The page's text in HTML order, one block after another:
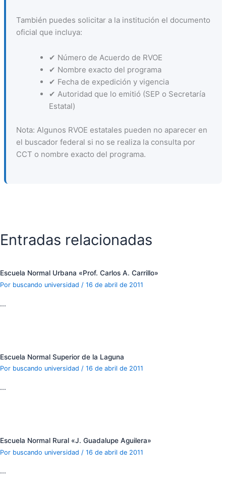
También puedes solicitar a la institución el documento
oficial que incluya:
✔ Número de Acuerdo de RVOE
✔ Nombre exacto del programa
✔ Fecha de expedición y vigencia
✔ Autoridad que lo emitió (SEP o Secretaría
Estatal)
Nota: Algunos RVOE estatales pueden no aparecer en
el buscador federal si no se realiza la consulta por
CCT o nombre exacto del programa.
Entradas relacionadas
Escuela Normal Urbana «Prof. Carlos A. Carrillo»
Por buscando universidad / 16 de abril de 2011
…
Escuela Normal Superior de la Laguna
Por buscando universidad / 16 de abril de 2011
…
Escuela Normal Rural «J. Guadalupe Aguilera»
Por buscando universidad / 16 de abril de 2011
…